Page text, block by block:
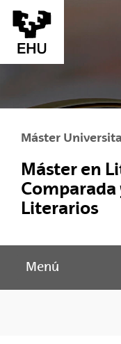
Saltar al contenido
Máster
Máster en
Comparada
Literarios
Menú